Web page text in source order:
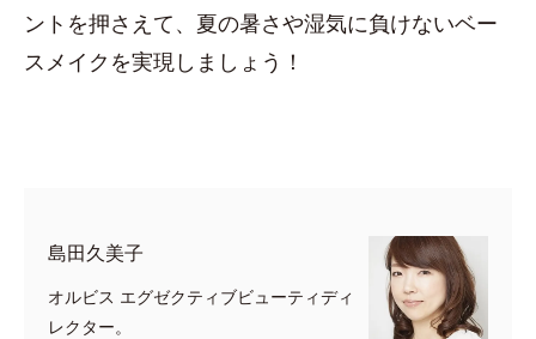
ントを押さえて、夏の暑さや湿気に負けないベー
スメイクを実現しましょう！
島田久美子
オルビス エグゼクティブビューティディ
レクター。